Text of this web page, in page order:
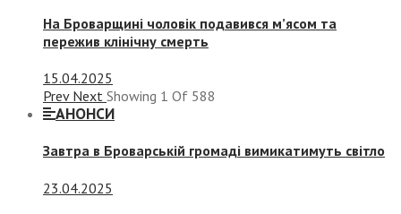
На Броварщині чоловік подавився м’ясом та
пережив клінічну смерть
15.04.2025
Prev Next Showing 1 Of 588
АНОНСИ
Завтра в Броварській громаді вимикатимуть світло
23.04.2025